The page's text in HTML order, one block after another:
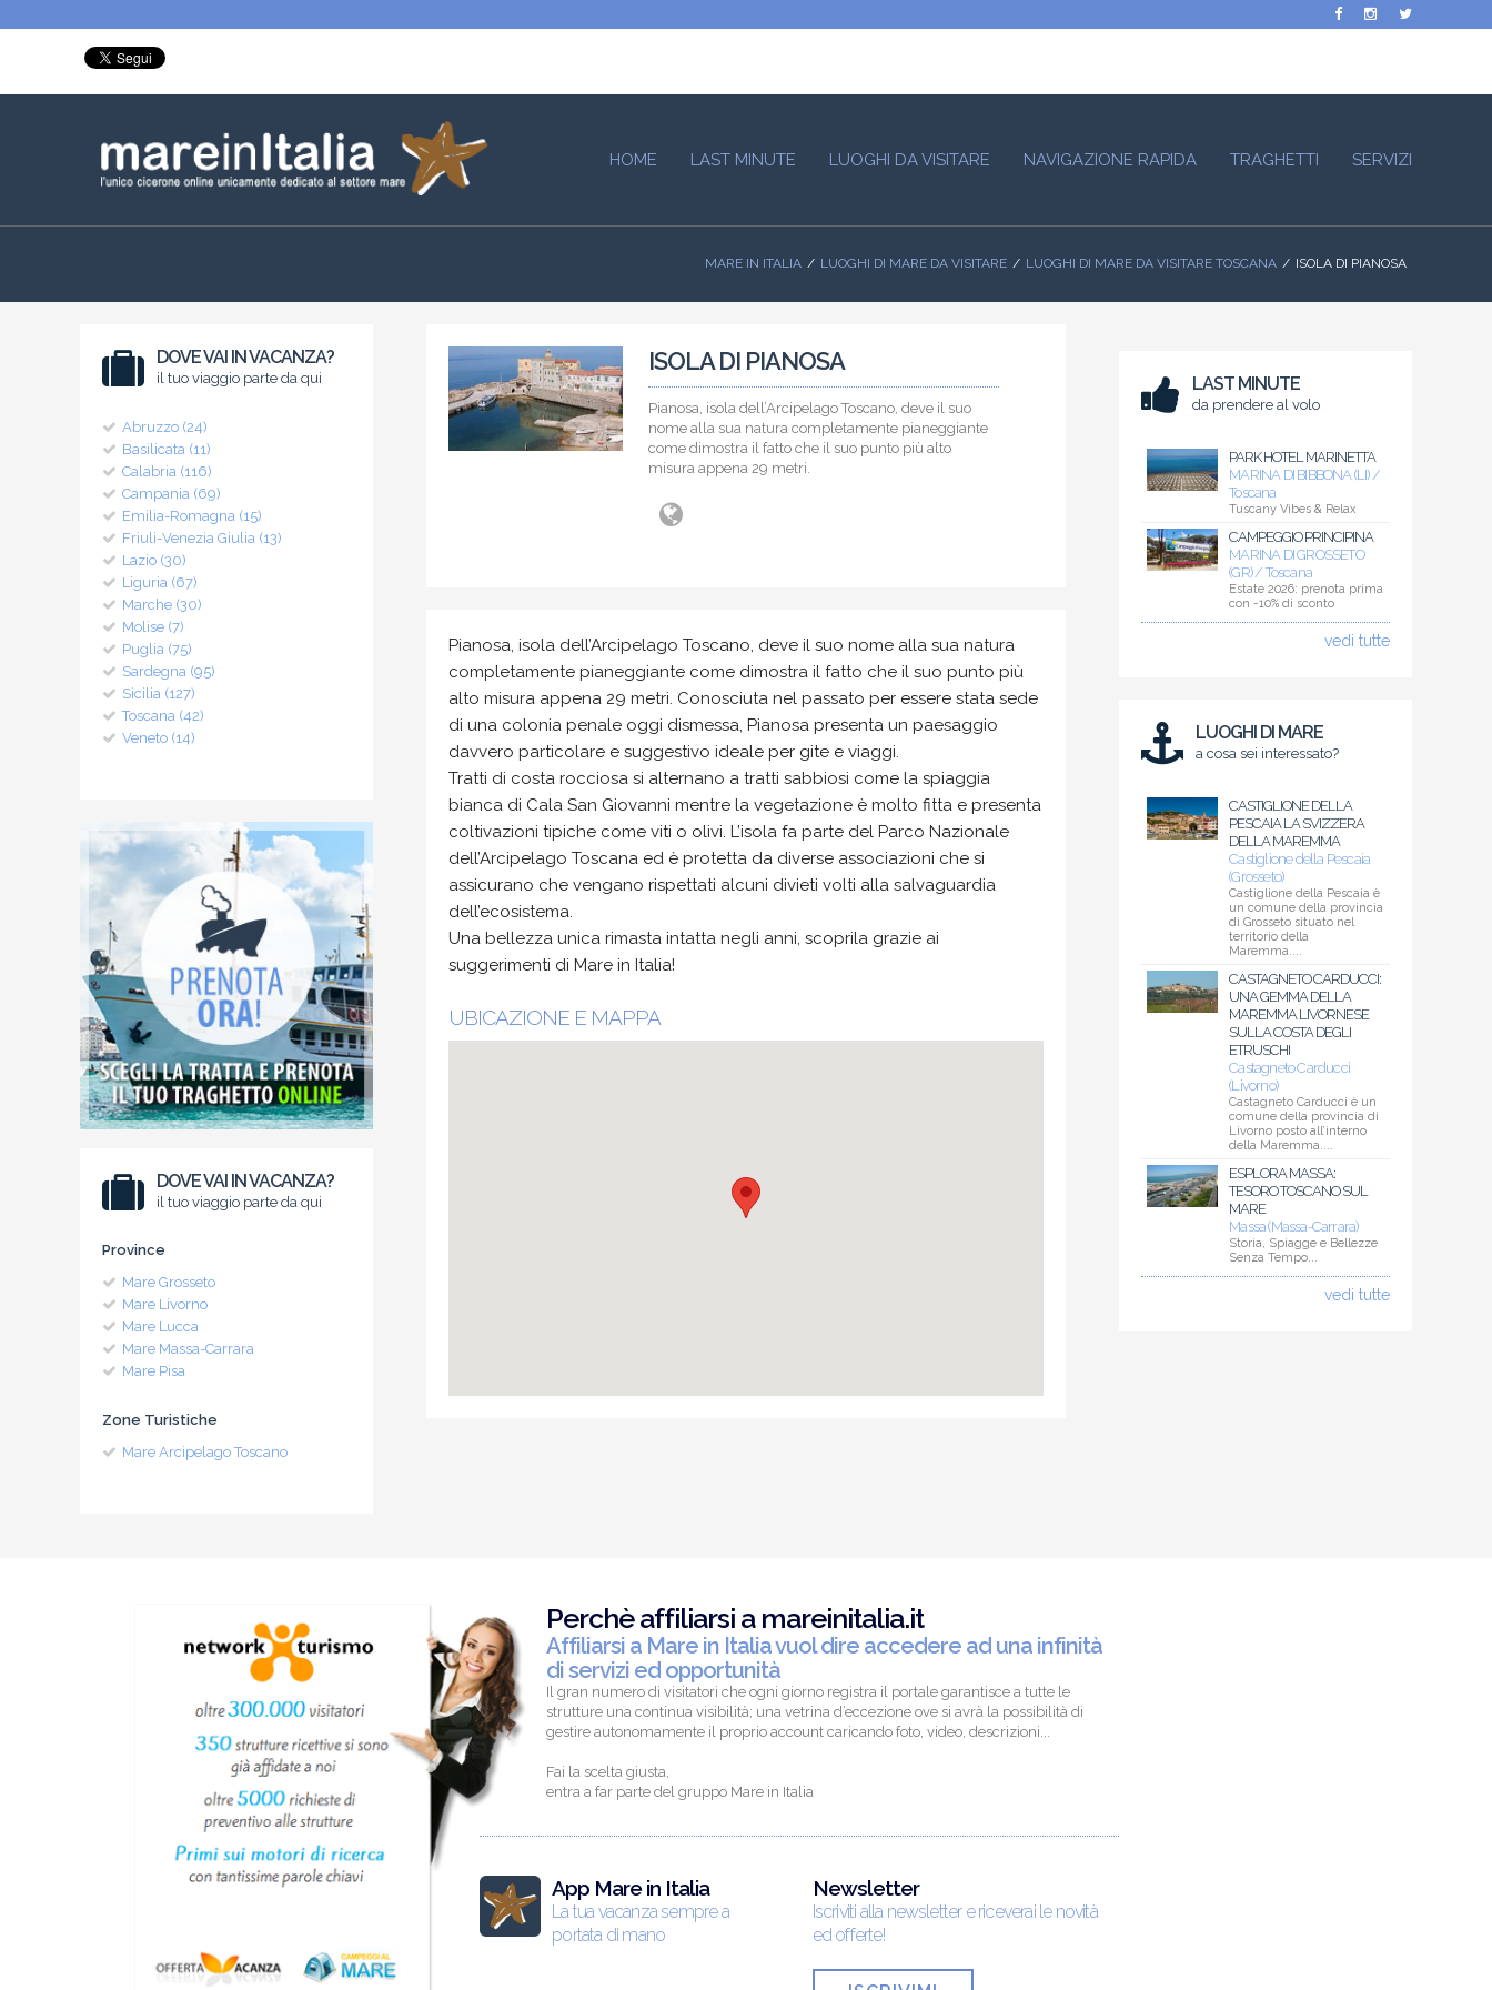
HOME LAST MINUTE LUOGHI DA VISITARE NAVIGAZIONE RAPIDA TRAGHETTI SERVIZI
MARE IN ITALIA LUOGHI DI MARE DA VISITARE LUOGHI DI MARE DA VISITARE TOSCANA ISOLA DI PIANOSA
DOVE VAI IN VACANZA?
il tuo viaggio parte da qui
Abruzzo (24)
Basilicata (11)
Calabria (116)
Campania (69)
Emilia-Romagna (15)
Friuli-Venezia Giulia (13)
Lazio (30)
Liguria (67)
Marche (30)
Molise (7)
Puglia (75)
Sardegna (95)
Sicilia (127)
Toscana (42)
Veneto (14)
DOVE VAI IN VACANZA?
il tuo viaggio parte da qui
Province
Mare Grosseto
Mare Livorno
Mare Lucca
Mare Massa-Carrara
Mare Pisa
Zone Turistiche
Mare Arcipelago Toscano
ISOLA DI PIANOSA
Pianosa, isola dell’Arcipelago Toscano, deve il suo
nome alla sua natura completamente pianeggiante
come dimostra il fatto che il suo punto più alto
misura appena 29 metri.
Pianosa, isola dell’Arcipelago Toscano, deve il suo nome alla sua natura
completamente pianeggiante come dimostra il fatto che il suo punto più
alto misura appena 29 metri. Conosciuta nel passato per essere stata sede
di una colonia penale oggi dismessa, Pianosa presenta un paesaggio
davvero particolare e suggestivo ideale per gite e viaggi.
Tratti di costa rocciosa si alternano a tratti sabbiosi come la spiaggia
bianca di Cala San Giovanni mentre la vegetazione è molto fitta e presenta
coltivazioni tipiche come viti o olivi. L’isola fa parte del Parco Nazionale
dell’Arcipelago Toscana ed è protetta da diverse associazioni che si
assicurano che vengano rispettati alcuni divieti volti alla salvaguardia
dell’ecosistema.
Una bellezza unica rimasta intatta negli anni, scoprila grazie ai
suggerimenti di Mare in Italia!
UBICAZIONE E MAPPA
LAST MINUTE
da prendere al volo
PARK HOTEL MARINETTA
MARINA DI BIBBONA (LI) /
Toscana
Tuscany Vibes & Relax
CAMPEGGIO PRINCIPINA
MARINA DI GROSSETO
(GR) / Toscana
Estate 2026: prenota prima
con -10% di sconto
vedi tutte
LUOGHI DI MARE
a cosa sei interessato?
CASTIGLIONE DELLA
PESCAIA LA SVIZZERA
DELLA MAREMMA
Castiglione della Pescaia
(Grosseto)
Castiglione della Pescaia è
un comune della provincia
di Grosseto situato nel
territorio della
Maremma....
CASTAGNETO CARDUCCI:
UNA GEMMA DELLA
MAREMMA LIVORNESE
SULLA COSTA DEGLI
ETRUSCHI
Castagneto Carducci
(Livorno)
Castagneto Carducci è un
comune della provincia di
Livorno posto all’interno
della Maremma....
ESPLORA MASSA:
TESORO TOSCANO SUL
MARE
Massa (Massa-Carrara)
Storia, Spiagge e Bellezze
Senza Tempo...
vedi tutte
Perchè affiliarsi a mareinitalia.it
Affiliarsi a Mare in Italia vuol dire accedere ad una infinità
di servizi ed opportunità
Il gran numero di visitatori che ogni giorno registra il portale garantisce a tutte le
strutture una continua visibilità; una vetrina d’eccezione ove si avrà la possibilità di
gestire autonomamente il proprio account caricando foto, video, descrizioni...
Fai la scelta giusta,
entra a far parte del gruppo Mare in Italia
App Mare in Italia
La tua vacanza sempre a
portata di mano
Newsletter
Iscriviti alla newsletter e riceverai le novità
ed offerte!